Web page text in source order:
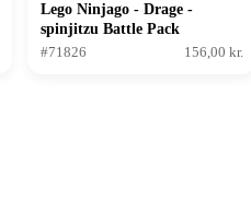
Lego Ninjago - Drage -
spinjitzu Battle Pack
#71826
156,00 kr.